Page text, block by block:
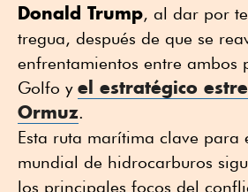
Donald Trump, al dar por
tregua, después de que se
enfrentamientos entre ambos
Golfo y el estratégico
Ormuz.
Esta ruta marítima clave para
mundial de hidrocarburos
los principales focos del